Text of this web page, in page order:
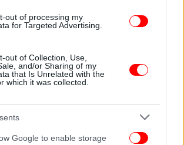
out of processing my
for Targeted Advertising.
out of Collection, Use,
and/or Sharing of my
that Is Unrelated with the
which it was collected.
Google to enable storage